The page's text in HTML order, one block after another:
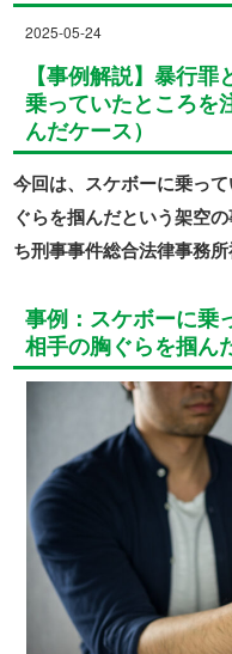
2025-05-24
【事例解説】暴行
乗っていたところを
んだケース）
今回は、スケボーに乗っ
ぐらを掴んだという架空
ち刑事事件総合法律事務
事例：スケボーに乗
相手の胸ぐらを掴ん